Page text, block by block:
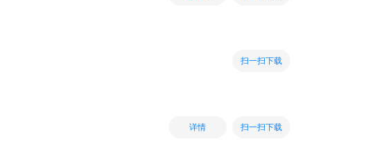
扫一扫下载
详情 扫一扫下载